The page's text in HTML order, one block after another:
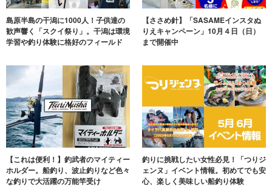
島原半島の干潟に1000人！子供達の
歓声響く「スクイ祭り」。干潟は環境
学習や釣り体験に格好のフィールド
【ささめ針】「SASAMEインスタぬ
りえキャンペーン」10月４日（日）
まで開催中
【これは便利！】釣武者のマイティー
ホルダー。船釣り、波止釣りなど色々
な釣りで大活躍の万能竿受け
釣りに挑戦したい女性必見！「つりジ
ェンヌ」イベント情報。初めてでも安
心、楽しく美味しい船釣り体験